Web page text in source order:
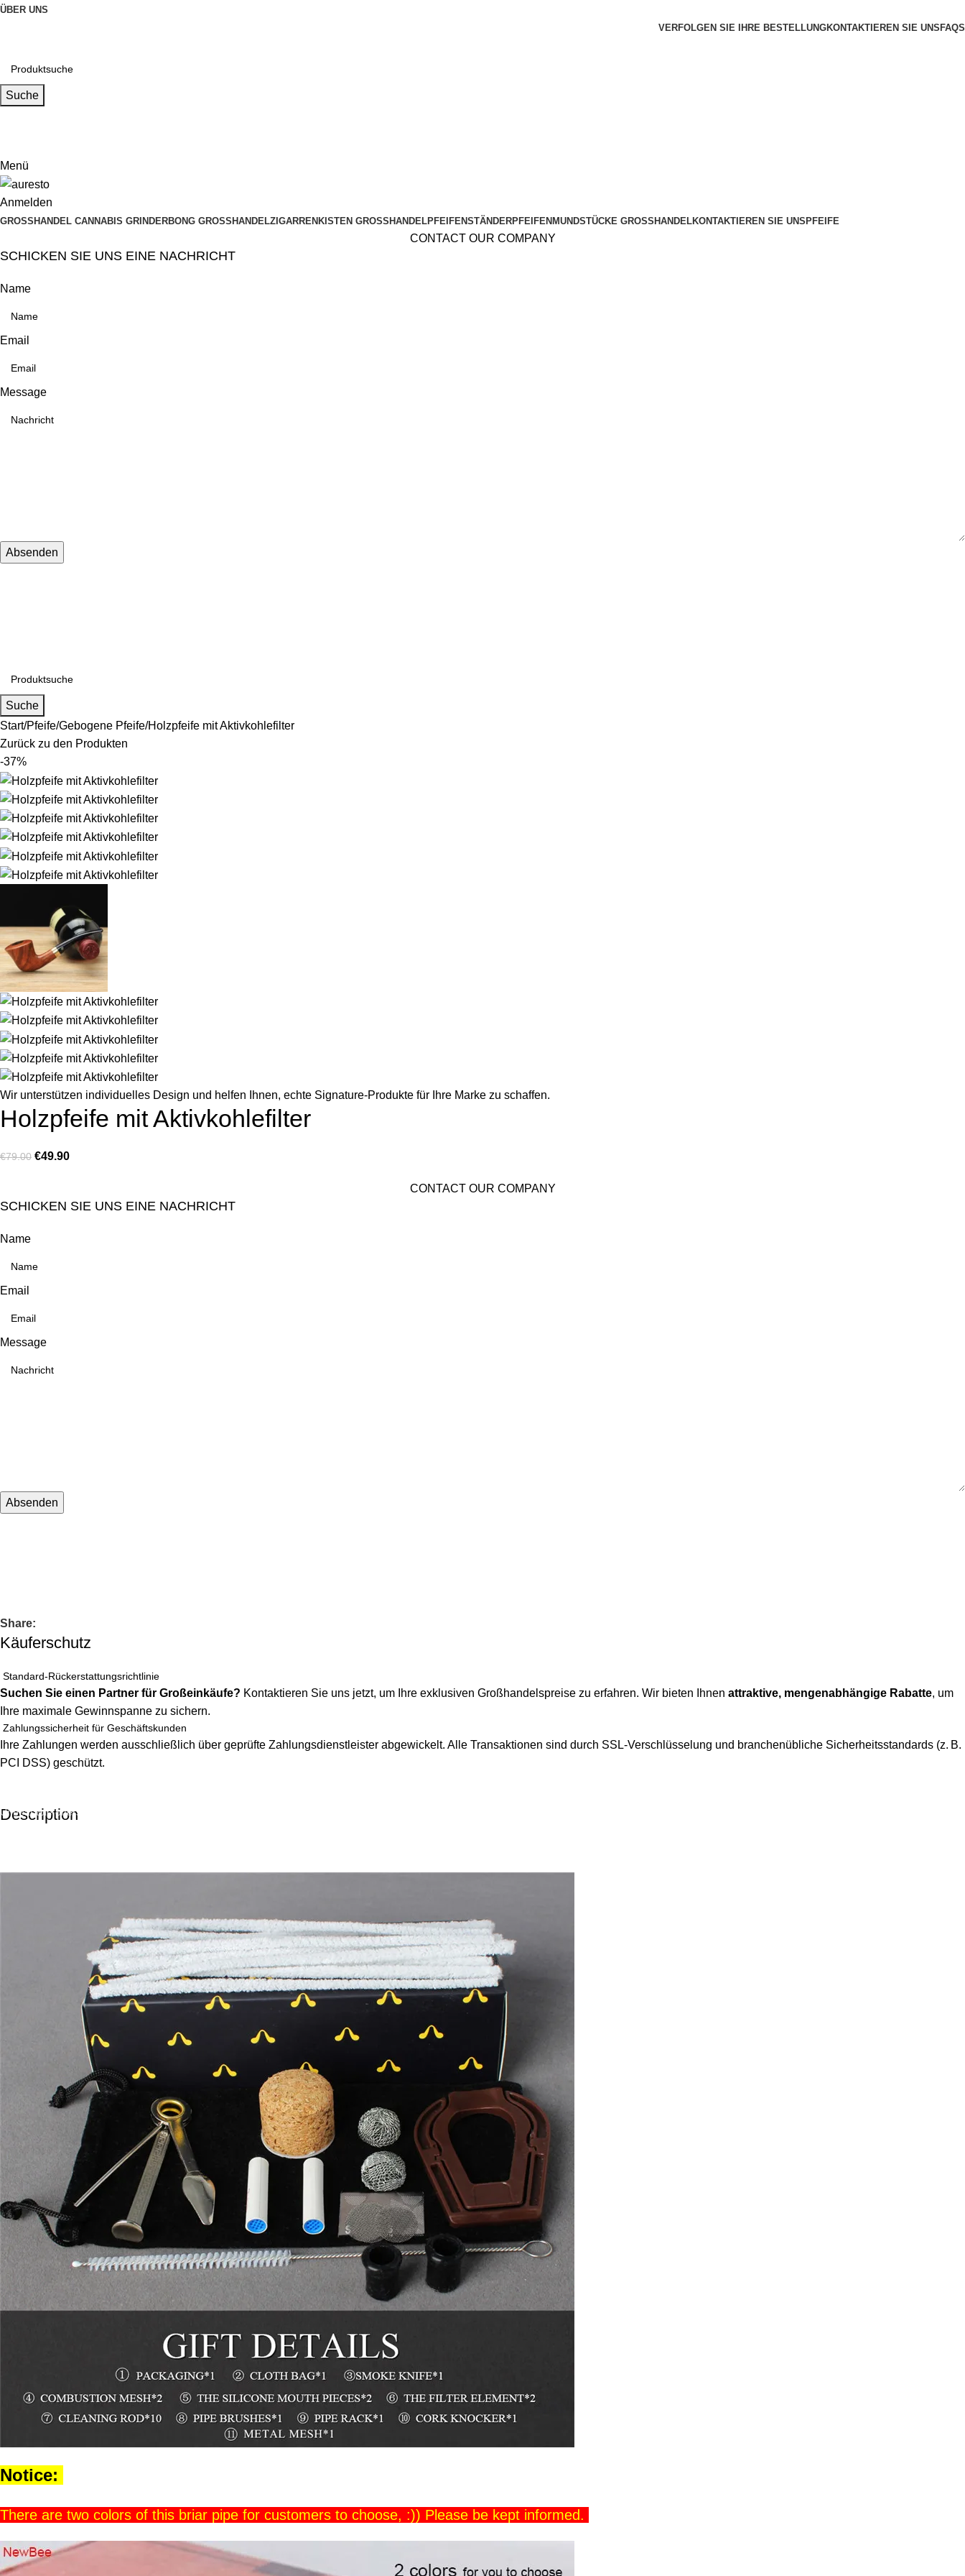
ÜBER UNS
VERFOLGEN SIE IHRE BESTELLUNGKONTAKTIEREN SIE UNS FAQS
Suche
Menü
Anmelden
GROSSHANDEL CANNABIS GRINDER BONG GROSSHANDEL ZIGARRENKISTEN GROSSHANDEL PFEIFENSTÄNDERPFEIFENMUNDSTÜCKE GROSSHANDELKONTAKTIEREN SIE UNS PFEIFE
CONTACT OUR COMPANY
SCHICKEN SIE UNS EINE NACHRICHT
Name
Email
Message
Absenden
Suche
Start Pfeife Gebogene Pfeife Holzpfeife mit Aktivkohlefilter
Zurück zu den Produkten
-37%
Wir unterstützen individuelles Design und helfen Ihnen, echte Signature-Produkte für Ihre Marke zu schaffen.
Holzpfeife mit Aktivkohlefilter
€79.00 €49.90
CONTACT OUR COMPANY
SCHICKEN SIE UNS EINE NACHRICHT
Name
Email
Message
Absenden
Share:
Käuferschutz
Standard-Rückerstattungsrichtlinie
Suchen Sie einen Partner für Großeinkäufe? Kontaktieren Sie uns jetzt, um Ihre exklusiven Großhandelspreise zu erfahren. Wir bieten Ihnen attraktive, mengenabhängige Rabatte, um
Ihre maximale Gewinnspanne zu sichern.
Zahlungssicherheit für Geschäftskunden
Ihre Zahlungen werden ausschließlich über geprüfte Zahlungsdienstleister abgewickelt. Alle Transaktionen sind durch SSL-Verschlüsselung und branchenübliche Sicherheitsstandards (z. B.
PCI DSS) geschützt.
Unbeatable offers
Description
Notice:
There are two colors of this briar pipe for customers to choose, :)) Please be kept informed.